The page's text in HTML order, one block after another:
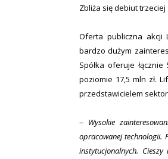
Zbliża się debiut trzeciej
Oferta publiczna akcji
bardzo dużym
Spółka oferuje
poziomie 17,5 mln zł.
przedstawicielem
– Wysokie
opracowanej technologii.
instytucjonalnych.